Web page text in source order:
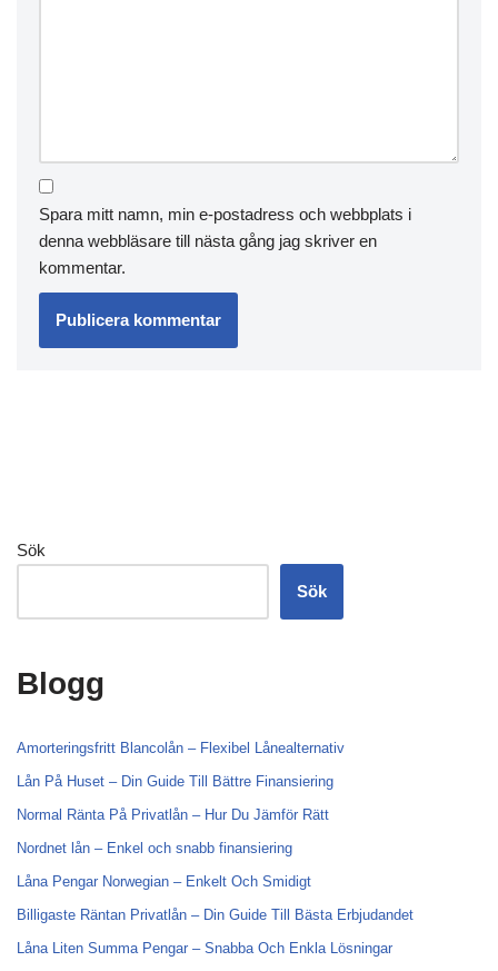
Spara mitt namn, min e-postadress och webbplats i
denna webbläsare till nästa gång jag skriver en
kommentar.
Sök
Sök
Blogg
Amorteringsfritt Blancolån – Flexibel Lånealternativ
Lån På Huset – Din Guide Till Bättre Finansiering
Normal Ränta På Privatlån – Hur Du Jämför Rätt
Nordnet lån – Enkel och snabb finansiering
Låna Pengar Norwegian – Enkelt Och Smidigt
Billigaste Räntan Privatlån – Din Guide Till Bästa Erbjudandet
Låna Liten Summa Pengar – Snabba Och Enkla Lösningar